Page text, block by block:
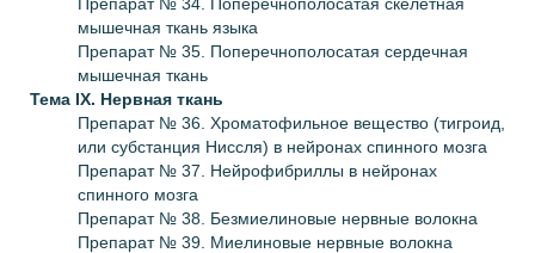
мышечная ткань языка
Препарат № 35. Поперечнополосатая сердечная
мышечная ткань
Тема IX. Нервная ткань
Препарат № 36. Хроматофильное вещество (тигроид,
или субстанция Ниссля) в нейронах спинного мозга
Препарат № 37. Нейрофибриллы в нейронах
спинного мозга
Препарат № 38. Безмиелиновые нервные волокна
Препарат № 39. Миелиновые нервные волокна